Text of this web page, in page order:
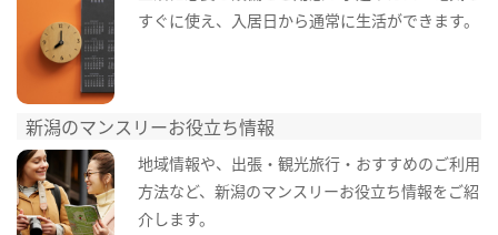
すぐに使え、入居日から通常に生活ができます。
新潟のマンスリーお役立ち情報
地域情報や、出張・観光旅行・おすすめのご利用
方法など、新潟のマンスリーお役立ち情報をご紹
介します。